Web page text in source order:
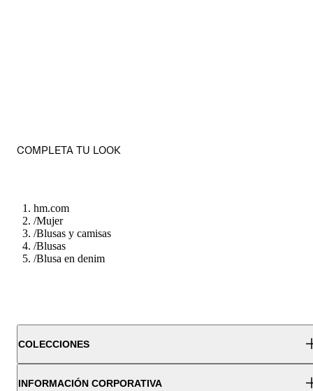
COMPLETA TU LOOK
hm.com
/Mujer
/Blusas y camisas
/Blusas
/Blusa en denim
COLECCIONES
INFORMACIÓN CORPORATIVA